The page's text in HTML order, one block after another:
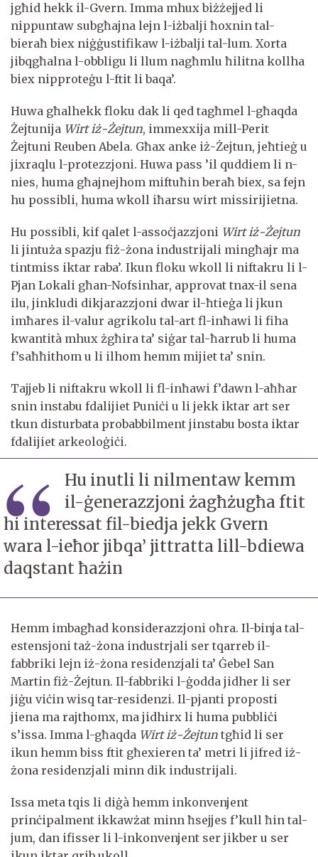
jgħid hekk il-Gvern. Imma mhux biżżejjed li
nippuntaw subgħajna lejn l-iżbalji ħoxnin tal-
bieraħ biex niġġustifikaw l-iżbalji tal-lum. Xorta
jibqgħalna l-obbligu li llum nagħmlu ħilitna kollha
biex nipproteġu l-ftit li baqa’.
Huwa għalhekk floku dak li qed tagħmel l-għaqda
Żejtunija Wirt iż-Żejtun, immexxija mill-Perit
Żejtuni Reuben Abela. Għax anke iż-Żejtun, jeħtieġ u
jixraqlu l-protezzjoni. Huwa pass ’il quddiem li n-
nies, huma għajnejhom miftuħin beraħ biex, sa fejn
hu possibli, huma wkoll iħarsu wirt missirijietna.
Hu possibli, kif qalet l-assoċjazzjoni Wirt iż-Żejtun
li jintuża spazju fiż-żona industrijali mingħajr ma
tintmiss iktar raba’. Ikun floku wkoll li niftakru li l-
Pjan Lokali għan-Nofsinhar, approvat tnax-il sena
ilu, jinkludi dikjarazzjoni dwar il-ħtieġa li jkun
imħares il-valur agrikolu tal-art fl-inħawi li fiha
kwantità mhux żgħira ta’ siġar tal-ħarrub li huma
f’saħħithom u li ilhom hemm mijiet ta’ snin.
Tajjeb li niftakru wkoll li fl-inħawi f’dawn l-aħħar
snin instabu fdalijiet Puniċi u li jekk iktar art ser
tkun disturbata probabbilment jinstabu bosta iktar
fdalijiet arkeoloġiċi.
Hu inutli li nilmentaw kemm
il-ġenerazzjoni żagħżugħa ftit
hi interessat fil-biedja jekk Gvern
wara l-ieħor jibqa’ jittratta lill-bdiewa
daqstant ħażin
Hemm imbagħad konsiderazzjoni oħra. Il-binja tal-
estensjoni taż-żona industrjali ser tqarreb il-
fabbriki lejn iż-żona residenzjali ta’ Ġebel San
Martin fiż-Żejtun. Il-fabbriki l-ġodda jidher li ser
jiġu viċin wisq tar-residenzi. Il-pjanti proposti
jiena ma rajthomx, ma jidhirx li huma pubbliċi
s’issa. Imma l-għaqda Wirt iż-Żejtun tgħid li ser
ikun hemm biss ftit għexieren ta’ metri li jifred iż-
żona residenzjali minn dik industrijali.
Issa meta tqis li diġà hemm inkonvenjent
prinċipalment ikkawżat minn ħsejjes f’kull ħin tal-
jum, dan ifisser li l-inkonvenjent ser jikber u ser